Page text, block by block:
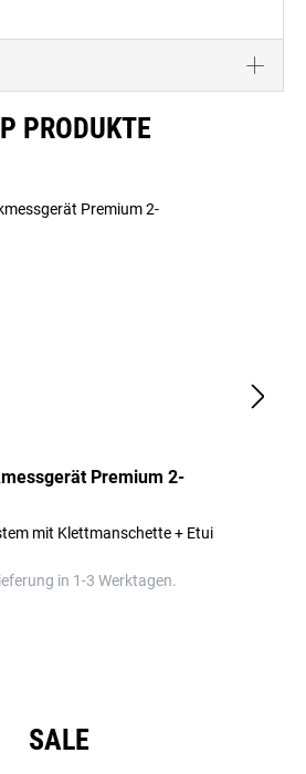
PRODUKTE
Premium 2-
mit Klettmanschette + Etui
in 1-3 Werktagen.
SALE